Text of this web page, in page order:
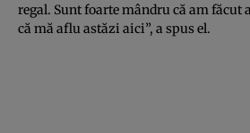
regal. Sunt foarte mândru că am făcut
că mă aflu astăzi aici”, a spus el.